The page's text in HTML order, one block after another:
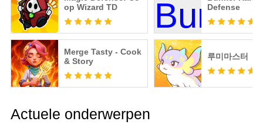
op Wizard TD
Defense
Merge Tasty - Cook
& Story
루미마스터
Actuele onderwerpen